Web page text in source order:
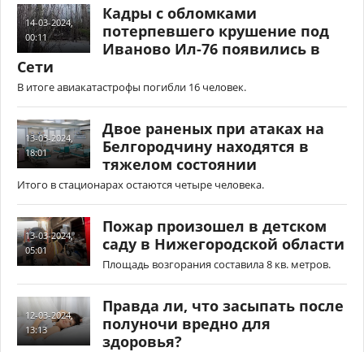
14-03-2024,
00:11
Кадры с обломками
потерпевшего крушение под
Иваново Ил-76 появились в
Сети
В итоге авиакатастрофы погибли 16 человек.
13-03-2024,
18:01
Двое раненых при атаках на
Белгородчину находятся в
тяжелом состоянии
Итого в стационарах остаются четыре человека.
13-03-2024,
05:01
Пожар произошел в детском
саду в Нижегородской области
Площадь возгорания составила 8 кв. метров.
12-03-2024,
13:13
Правда ли, что засыпать после
полуночи вредно для
здоровья?